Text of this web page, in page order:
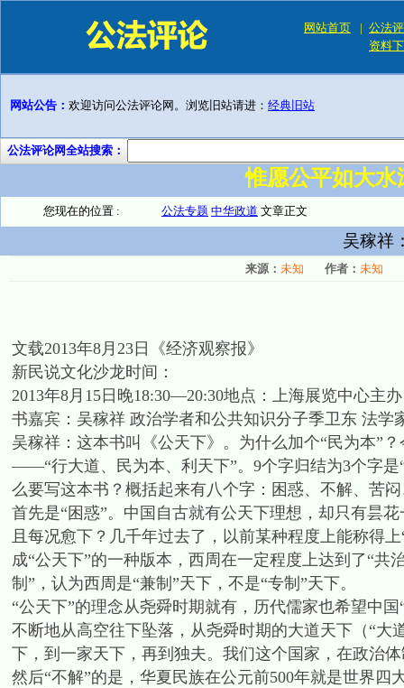
网站首页 | 公法
资料
网站公告： 欢迎访问公法评论网。浏览旧站请进： 经典旧站
公法评论网全站搜索：
惟愿公平如大
您现在的位置 : 公法专题 中华政道 文章正文
吴稼祥
来源： 未知 作者： 未知
文载2013年8月23日《经济观察报》
新民说文化沙龙时间：
2013年8月15日晚18:30—20:30地点：上海展览中心主
书嘉宾：吴稼祥 政治学者和公共知识分子季卫东 法
吴稼祥：这本书叫《公天下》。为什么加个“民为本”
——“行大道、民为本、利天下”。9个字归结为3个字是
么要写这本书？概括起来有八个字：困惑、不解、苦
首先是“困惑”。中国自古就有公天下理想，却只有昙
且每况愈下？几千年过去了，以前某种程度上能称得
成“公天下”的一种版本，西周在一定程度上达到了“
制”，认为西周是“兼制”天下，不是“专制”天下。
“公天下”的理念从尧舜时期就有，历代儒家也希望中
不断地从高空往下坠落，从尧舜时期的大道天下（“大
下，到一家天下，再到独夫。我们这个国家，在政治
然后“不解”的是，华夏民族在公元前500年就是世界